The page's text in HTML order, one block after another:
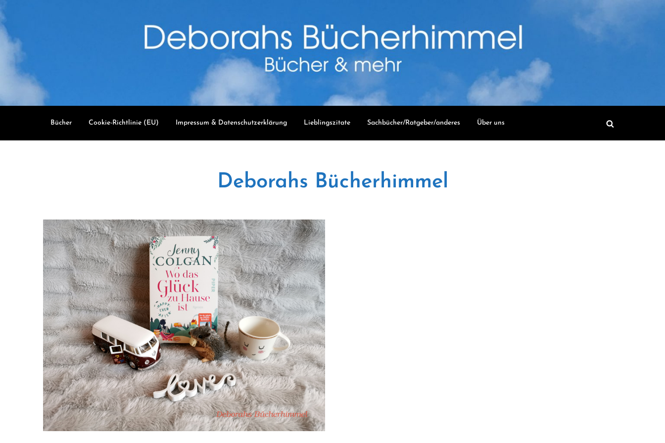
content
Bücher Cookie-Richtlinie (EU) Impressum & Datenschutzerklärung Lieblingszitate Sachbücher/Ratgeber/anderes Über uns
Deborahs Bücherhimmel